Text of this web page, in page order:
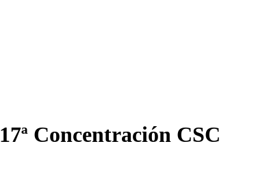
17ª Concentración CSC